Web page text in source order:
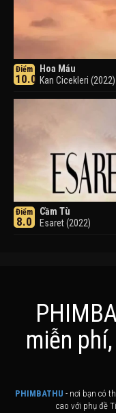
Điểm
10.0
Hoa Máu
Kan Cicekleri (2022)
Điểm
8.0
Cầm Tù
Esaret (2022)
Khuyển Dạ Xoa
miễn
PHIMBATHU - nơi bạn có
cao với phụ đề